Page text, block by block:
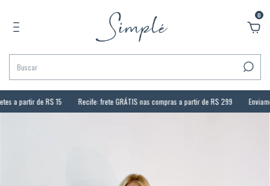
0
a partir de R$ 15 Recife: frete GRÁTIS nas compras a partir de R$ 299